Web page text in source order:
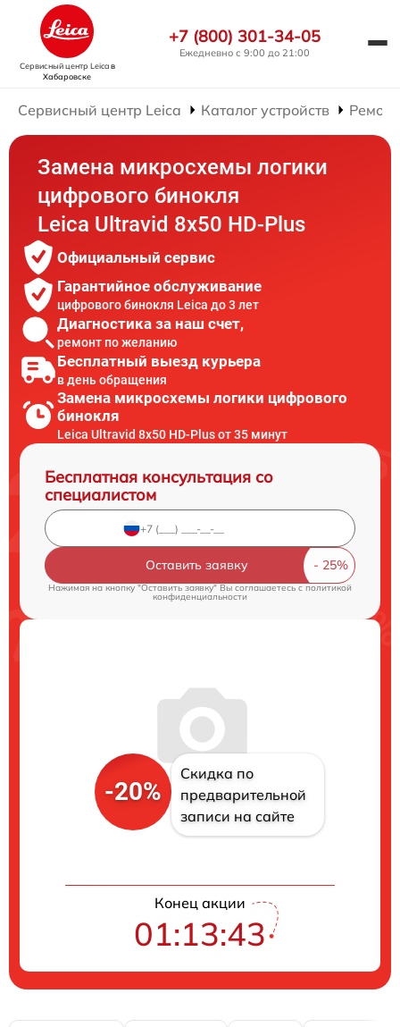
Сервисный центр Leicaв
Хабаровске
+7 (800) 301-34-05
Ежедневно с 9:00 до 21:00
Сервисный центр Leica Каталог устройств
Замена микросхемы логики
цифрового бинокля
Leica Ultravid 8x50 HD-Plus
Официальный сервис
Гарантийное обслуживание
цифрового бинокля Leica до 3 лет
Диагностика за наш счет,
ремонт по желанию
Бесплатный выезд курьера
в день обращения
Замена микросхемы логики цифрового
бинокля
Leica Ultravid 8x50 HD-Plus от 35 минут
Бесплатная консультация со
специалистом
Оставить заявку
Нажимая на кнопку "Оставить заявку" Вы соглашаетесь cполитикой
конфиденциальности
-20%
Скидка по
предварительной
записи на сайте
Конец акции
01:13:42